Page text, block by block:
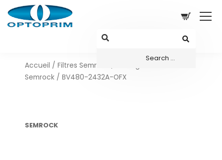
Accueil / Filtres Semrock
Semrock / BV480-2432A-OFX
SEMROCK